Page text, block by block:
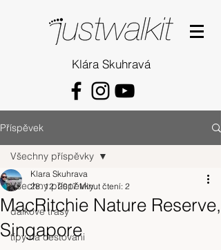
Klára Skuhravá
Příspěvek
Všechny příspěvky
dalkove trasy
tipy na cestovani
Všechny příspěvky
MacRitchie Nature Reserve,
Singapore
Klara Skuhrava
28. 12. 2017 Minut čtení: 2